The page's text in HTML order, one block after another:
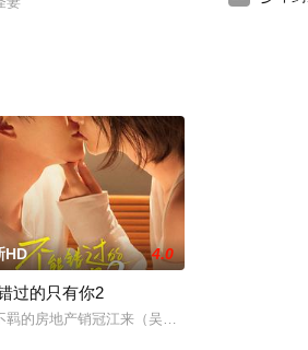
约会对象是乌塔玛，博沃食品公司的继承人，
后座》拍出香港新一代的愛情面面觀，其中「
HD 4.0
过的只有你2
羁的房地产销冠江来（吴翊歌 饰），为利益化